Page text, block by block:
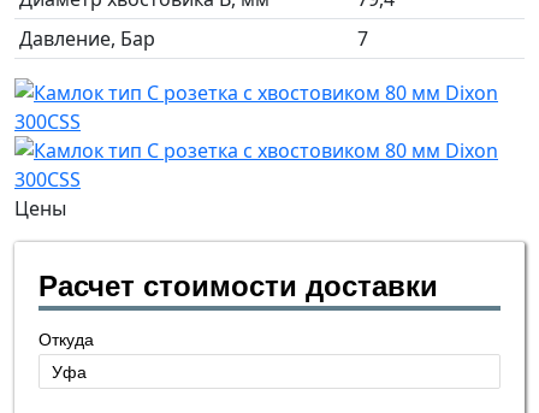
Давление, Бар
7
Цены
Расчет стоимости доставки
Откуда